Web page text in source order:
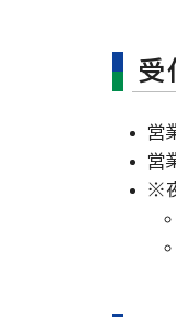
受
営
営
※